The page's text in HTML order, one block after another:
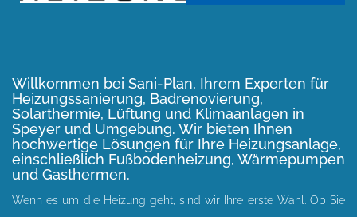
Willkommen bei Sani-Plan, Ihrem Experten für
Heizungssanierung, Badrenovierung,
Solarthermie, Lüftung und Klimaanlagen in
Speyer und Umgebung. Wir bieten Ihnen
hochwertige Lösungen für Ihre Heizungsanlage,
einschließlich Fußbodenheizung, Wärmepumpen
und Gasthermen.
Wenn es um die Heizung geht, sind wir Ihre erste Wahl. Ob Sie